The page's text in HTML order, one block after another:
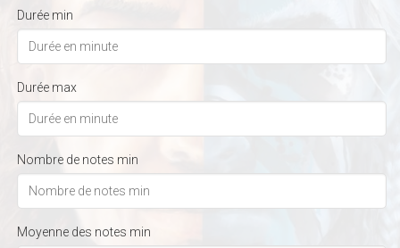
Durée min
Durée max
Nombre de notes min
Moyenne des notes min